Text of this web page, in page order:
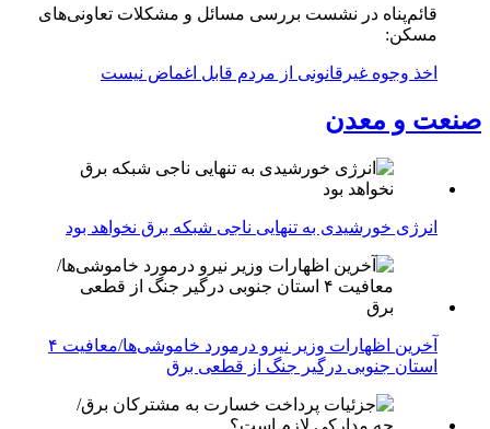
قائم‌پناه در نشست بررسی مسائل و مشکلات تعاونی‌های
مسکن:
اخذ وجوه غیرقانونی از مردم قابل اغماض نیست
صنعت و معدن
انرژی خورشیدی به تنهایی ناجی شبکه برق نخواهد بود
آخرین اظهارات وزیر نیرو درمورد خاموشی‌ها/معافیت ۴
استان جنوبی درگیر جنگ از قطعی برق